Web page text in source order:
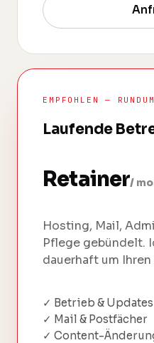
EMPFOHLEN —
Laufende
Retainer/
Hosting, Mail,
Pflege gebündelt.
dauerhaft um
✓ Betrieb & Updates
✓ Mail & Postfächer
✓ Content-